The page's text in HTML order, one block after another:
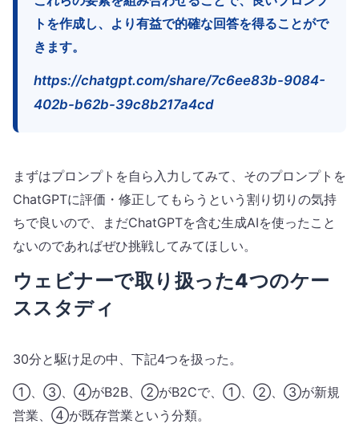
トを作成し、より有益で的確な回答を得ることがで
きます。
https://chatgpt.com/share/7c6ee83b-9084-
402b-b62b-39c8b217a4cd
まずはプロンプトを自ら入力してみて、そのプロンプトを
ChatGPTに評価・修正してもらうという割り切りの気持
ちで良いので、まだChatGPTを含む生成AIを使ったこと
ないのであればぜひ挑戦してみてほしい。
ウェビナーで取り扱った4つのケー
ススタディ
30分と駆け足の中、下記4つを扱った。
①、③、④がB2B、②がB2Cで、①、②、③が新規
営業、④が既存営業という分類。